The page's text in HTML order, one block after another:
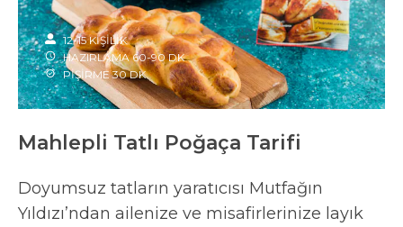
12-15 KİŞİLİK
HAZIRLAMA 60-90 DK
PİŞİRME 30 DK
Mahlepli Tatlı Poğaça Tarifi
Doyumsuz tatların yaratıcısı Mutfağın
Yıldızı’ndan ailenize ve misafirlerinize layık